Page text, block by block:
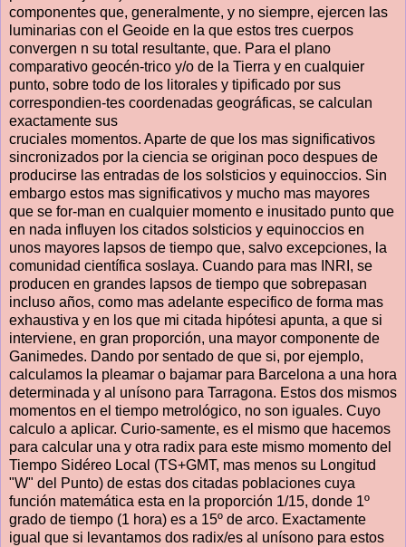
componentes que, generalmente, y no siempre, ejercen las
luminarias con el Geoide en la que estos tres cuerpos
convergen n su total resultante, que. Para el plano
comparativo geocén-trico y/o de la Tierra y en cualquier
punto, sobre todo de los litorales y tipificado por sus
correspondien-tes coordenadas geográficas, se calculan
exactamente sus
cruciales momentos. Aparte de que los mas significativos
sincronizados por la ciencia se originan poco despues de
producirse las entradas de los solsticios y equinoccios. Sin
embargo estos mas significativos y mucho mas mayores
que se for-man en cualquier momento e inusitado punto que
en nada influyen los citados solsticios y equinoccios en
unos mayores lapsos de tiempo que, salvo excepciones, la
comunidad científica soslaya. Cuando para mas INRI, se
producen en grandes lapsos de tiempo que sobrepasan
incluso años, como mas adelante especifico de forma mas
exhaustiva y en los que mi citada hipótesi apunta, a que si
interviene, en gran proporción, una mayor componente de
Ganimedes. Dando por sentado de que si, por ejemplo,
calculamos la pleamar o bajamar para Barcelona a una hora
determinada y al unísono para Tarragona. Estos dos mismos
momentos en el tiempo metrológico, no son iguales. Cuyo
calculo a aplicar. Curio-samente, es el mismo que hacemos
para calcular una y otra radix para este mismo momento del
Tiempo Sidéreo Local (TS+GMT, mas menos su Longitud
"W" del Punto) de estas dos citadas poblaciones cuya
función matemática esta en la proporción 1/15, donde 1º
grado de tiempo (1 hora) es a 15º de arco. Exactamente
igual que si levantamos dos radix/es al unísono para estos